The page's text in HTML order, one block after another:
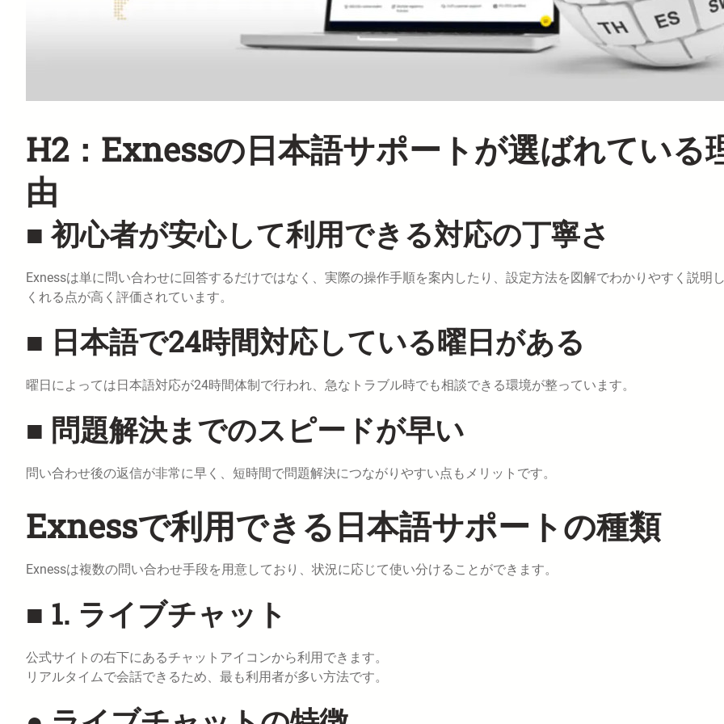
H2：Exnessの日本語サポートが選ばれている
由
■ 初心者が安心して利用できる対応の丁寧さ
Exnessは単に問い合わせに回答するだけではなく、実際の操作手順を案内したり、設定方法を図解でわかりやすく説明
くれる点が高く評価されています。
■ 日本語で24時間対応している曜日がある
曜日によっては日本語対応が24時間体制で行われ、急なトラブル時でも相談できる環境が整っています。
■ 問題解決までのスピードが早い
問い合わせ後の返信が非常に早く、短時間で問題解決につながりやすい点もメリットです。
Exnessで利用できる日本語サポートの種類
Exnessは複数の問い合わせ手段を用意しており、状況に応じて使い分けることができます。
■ 1. ライブチャット
公式サイトの右下にあるチャットアイコンから利用できます。
リアルタイムで会話できるため、最も利用者が多い方法です。